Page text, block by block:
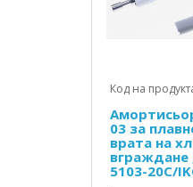
Код на
03 за
врата на
вграждане
5103-20C/